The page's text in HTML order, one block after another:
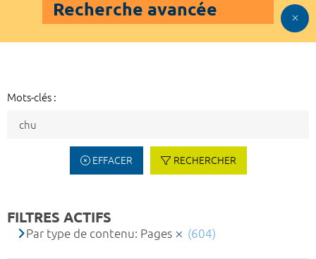
Recherche avancée
Mots-clés :
EFFACER RECHERCHER
FILTRES ACTIFS
Par type de contenu: Pages (604)